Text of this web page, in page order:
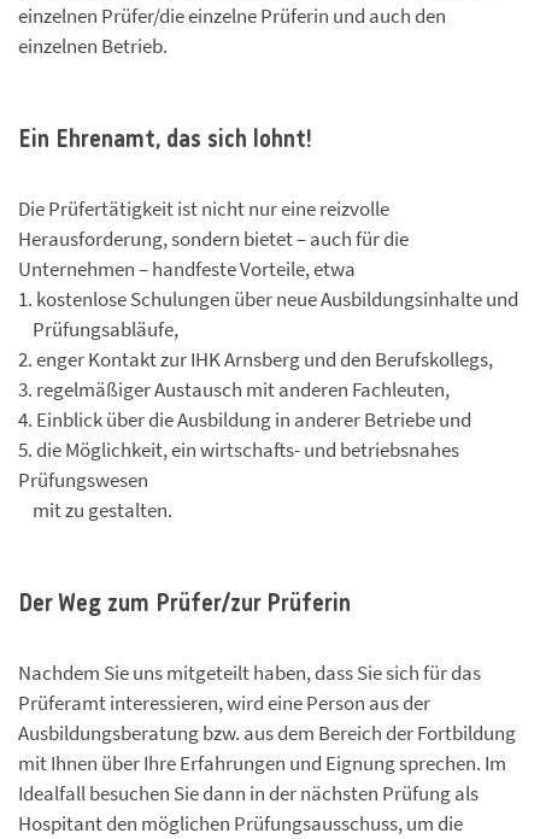
einzelnen Prüfer/die einzelne Prüferin und auch den
einzelnen Betrieb.
Ein Ehrenamt, das sich lohnt!
Die Prüfertätigkeit ist nicht nur eine reizvolle
Herausforderung, sondern bietet – auch für die
Unternehmen – handfeste Vorteile, etwa
1. kostenlose Schulungen über neue Ausbildungsinhalte und
Prüfungsabläufe,
2. enger Kontakt zur IHK Arnsberg und den Berufskollegs,
3. regelmäßiger Austausch mit anderen Fachleuten,
4. Einblick über die Ausbildung in anderer Betriebe und
5. die Möglichkeit, ein wirtschafts- und betriebsnahes
Prüfungswesen
mit zu gestalten.
Der Weg zum Prüfer/zur Prüferin
Nachdem Sie uns mitgeteilt haben, dass Sie sich für das
Prüferamt interessieren, wird eine Person aus der
Ausbildungsberatung bzw. aus dem Bereich der Fortbildung
mit Ihnen über Ihre Erfahrungen und Eignung sprechen. Im
Idealfall besuchen Sie dann in der nächsten Prüfung als
Hospitant den möglichen Prüfungsausschuss, um die